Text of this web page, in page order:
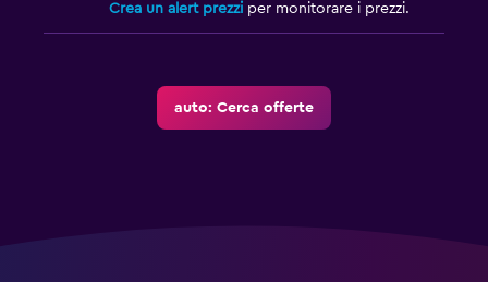
Crea un alert prezzi per monitorare i prezzi.
auto: Cerca offerte